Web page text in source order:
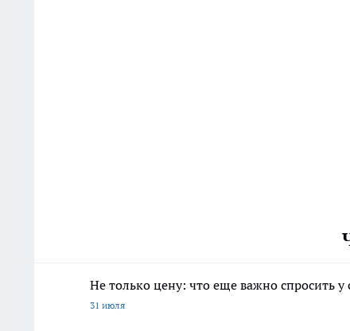
Не только цену: что еще важно спросить
31 июля